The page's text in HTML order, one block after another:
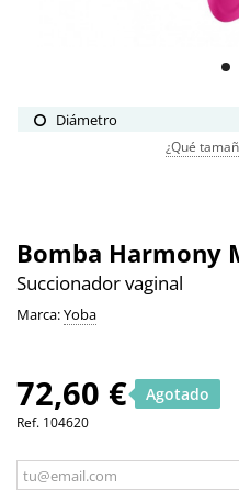
Diámetro
¿Qué
Bomba Harmony
Succionador vaginal
Marca:Yoba
72,60 € Agotado
Ref. 104620